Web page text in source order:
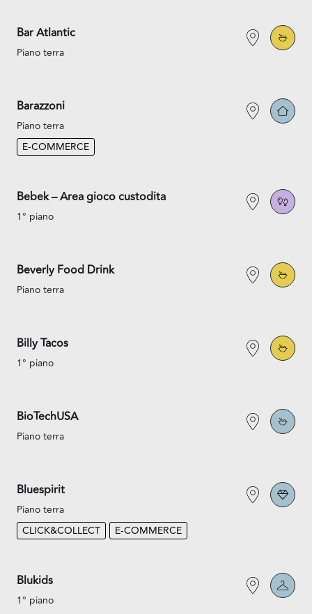
Bar Atlantic
Piano terra
Barazzoni
Piano terra
E-COMMERCE
Bebek – Area gioco custodita
1° piano
Beverly Food Drink
Piano terra
Billy Tacos
1° piano
BioTechUSA
Piano terra
Bluespirit
Piano terra
CLICK&COLLECT
E-COMMERCE
Blukids
1° piano